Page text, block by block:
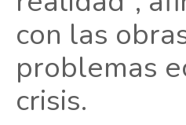
con las
problemas
crisis.